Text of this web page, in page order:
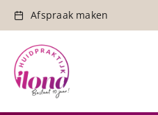
inhoud
Afspraak maken
Retourneren
Verzenden & bezorging